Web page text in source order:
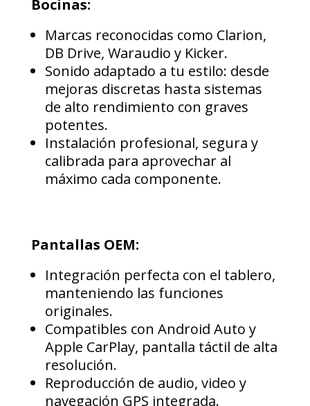
Bocinas:
Marcas reconocidas como Clarion,
DB Drive, Waraudio y Kicker.
Sonido adaptado a tu estilo: desde
mejoras discretas hasta sistemas
de alto rendimiento con graves
potentes.
Instalación profesional, segura y
calibrada para aprovechar al
máximo cada componente.
Pantallas OEM:
Integración perfecta con el tablero,
manteniendo las funciones
originales.
Compatibles con Android Auto y
Apple CarPlay, pantalla táctil de alta
resolución.
Reproducción de audio, video y
navegación GPS integrada.